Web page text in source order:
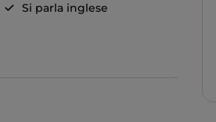
Si parla inglese